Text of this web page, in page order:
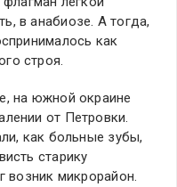
в анабиозе. А тогда,
как
строя.
на южной окраине
от Петровки.
как больные зубы,
старику
возник микрорайон.